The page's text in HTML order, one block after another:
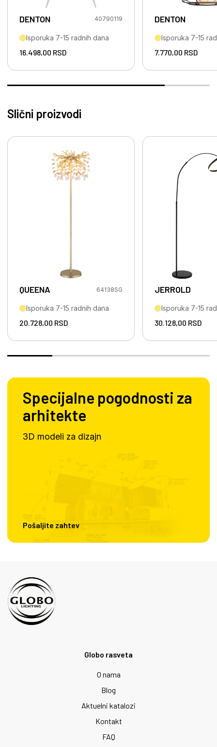
DENTON 40790119
Isporuka 7-15 radnih dana
16.498,00 RSD
DENTON
Isporuka 7-15
7.770,00 RSD
Slični proizvodi
QUEENA 64138SG
Isporuka 7-15 radnih dana
20.728,00 RSD
JERROLD
Isporuka 7-15
30.128,00 RSD
Specijalne pogodnosti za
arhitekte
3D modeli za dizajn
Pošaljite zahtev
Globo rasveta
O nama
Blog
Aktuelni katalozi
Kontakt
FAQ